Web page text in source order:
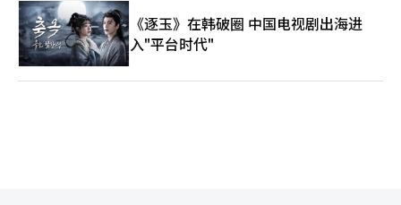
《逐玉》在韩破圈 中国电视剧出海进
入"平台时代"